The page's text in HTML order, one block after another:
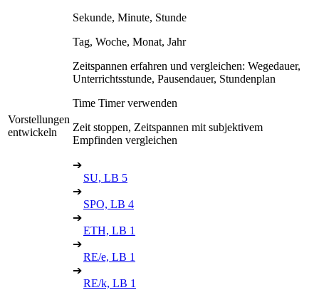
Vorstellungen
entwickeln
Sekunde, Minute, Stunde
Tag, Woche, Monat, Jahr
Zeitspannen erfahren und vergleichen: Wegedauer,
Unterrichtsstunde, Pausendauer, Stundenplan
Time Timer verwenden
Zeit stoppen, Zeitspannen mit subjektivem
Empfinden vergleichen
➔
SU, LB 5
➔
SPO, LB 4
➔
ETH, LB 1
➔
RE/e, LB 1
➔
RE/k, LB 1